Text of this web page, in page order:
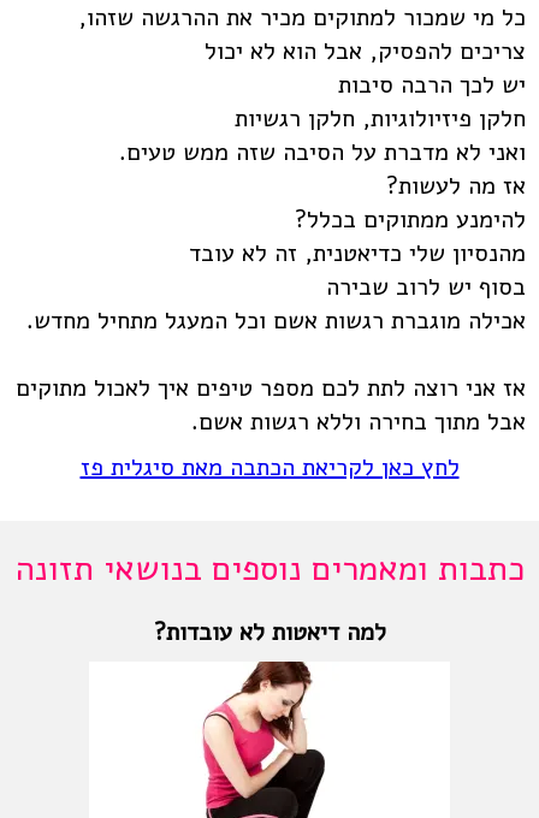
כל מי שמכור למתוקים מכיר את ההרגשה שזהו,
צריכים להפסיק, אבל הוא לא יכול
יש לכך הרבה סיבות
חלקן פיזיולוגיות, חלקן רגשיות
ואני לא מדברת על הסיבה שזה ממש טעים.
אז מה לעשות?
להימנע ממתוקים בכלל?
מהנסיון שלי כדיאטנית, זה לא עובד
בסוף יש לרוב שבירה
אכילה מוגברת רגשות אשם וכל המעגל מתחיל מחדש.
אז אני רוצה לתת לכם מספר טיפים איך לאכול מתוקים
אבל מתוך בחירה וללא רגשות אשם.
לחץ כאן לקריאת הכתבה מאת סיגלית פז
כתבות ומאמרים נוספים בנושאי תזונה
למה דיאטות לא עובדות?